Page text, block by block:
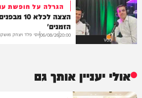
VOD
הגרלה על חופשת
הצצה
הזמנים'
20:00
06/08/26יוסי פלד ויצחק
אולי יעניין אותך גם